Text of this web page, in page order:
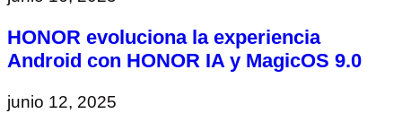
HONOR evoluciona la experiencia
Android con HONOR IA y MagicOS 9.0
junio 12, 2025